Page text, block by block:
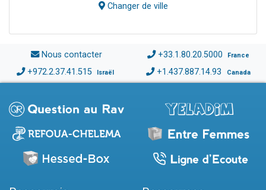
Changer de ville
Nous contacter +33.1.80.20.5000 France
+972.2.37.41.515 Israël +1.437.887.14.93 Canada